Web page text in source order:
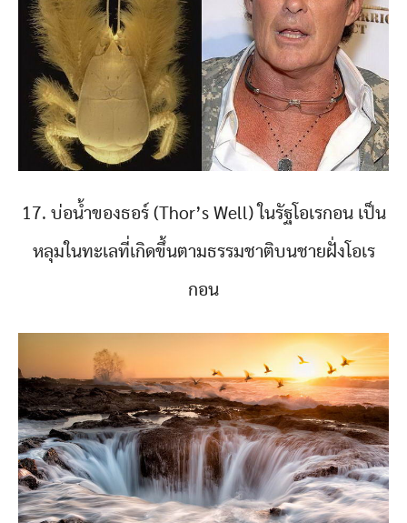
17. บ่อน้ำของธอร์ (Thor’s Well) ในรัฐโอเรกอน เป็น
หลุมในทะเลที่เกิดขึ้นตามธรรมชาติบนชายฝั่งโอเร
กอน